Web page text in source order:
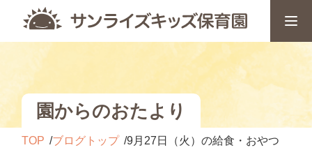
園からのおたより
TOP ブログトップ 9月27日（火）の給食・おやつ